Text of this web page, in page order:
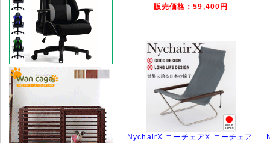
販売価格：59,400円
NychairX ニーチェアX ニーチェア